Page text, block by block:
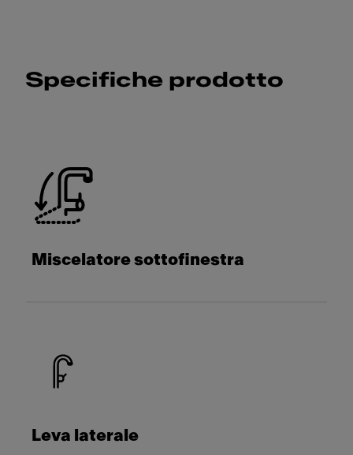
Specifiche prodotto
Miscelatore sottofinestra
Leva laterale